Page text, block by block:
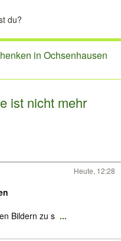
in Ochsenhausen
ist nicht mehr
Heute, 12:28
Bildern zu s ...